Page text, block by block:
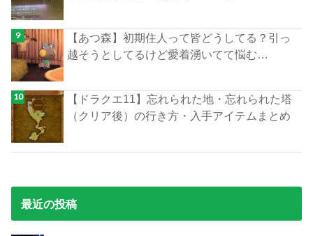
【あつ森】初期住人って皆どうしてる？引っ
越そうとしてるけど愛着湧いてて悩む…
【ドラクエ11】忘れられた地・忘れられた塔
（クリア後）の行き方・入手アイテムまとめ
最近の投稿